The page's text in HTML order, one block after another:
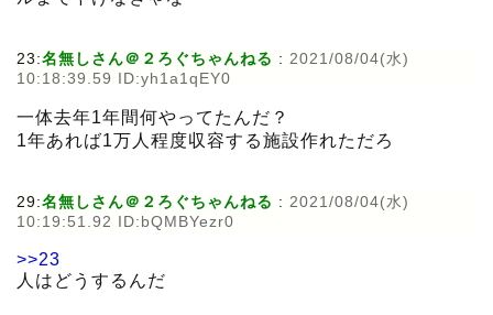
23:名無しさん＠２ろぐちゃんねる : 2021/08/04(水)
10:18:39.59 ID:yh1a1qEY0
一体去年1年間何やってたんだ？
1年あれば1万人程度収容する施設作れただろ
29:名無しさん＠２ろぐちゃんねる : 2021/08/04(水)
10:19:51.92 ID:bQMBYezr0
>>23
人はどうするんだ